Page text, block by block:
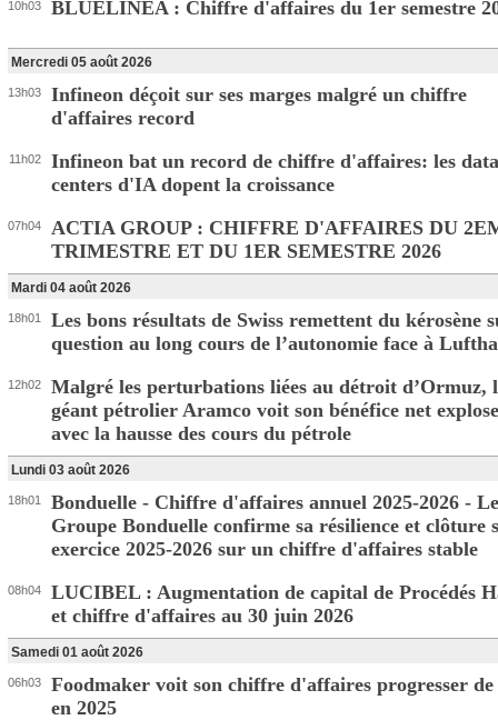
10h03 BLUELINEA : Chiffre d'affaires du 1er semestre
Mercredi 05 août 2026
13h03
Infineon déçoit sur ses marges malgré un chiffre
d'affaires record
11h02
Infineon bat un record de chiffre d'affaires: les data
centers d'IA dopent la croissance
07h04
ACTIA GROUP : CHIFFRE D'AFFAIRES DU
TRIMESTRE ET DU 1ER SEMESTRE 2026
Mardi 04 août 2026
18h01
Les bons résultats de Swiss remettent du kérosène
question au long cours de l’autonomie face à
12h02
Malgré les perturbations liées au détroit d’Ormuz,
géant pétrolier Aramco voit son bénéfice net
avec la hausse des cours du pétrole
Lundi 03 août 2026
18h01
Bonduelle - Chiffre d'affaires annuel 2025-2026 - Le
Groupe Bonduelle confirme sa résilience et clôture
exercice 2025-2026 sur un chiffre d'affaires stable
08h04
LUCIBEL : Augmentation de capital de Procédés
et chiffre d'affaires au 30 juin 2026
Samedi 01 août 2026
06h03
Foodmaker voit son chiffre d'affaires progresser
en 2025